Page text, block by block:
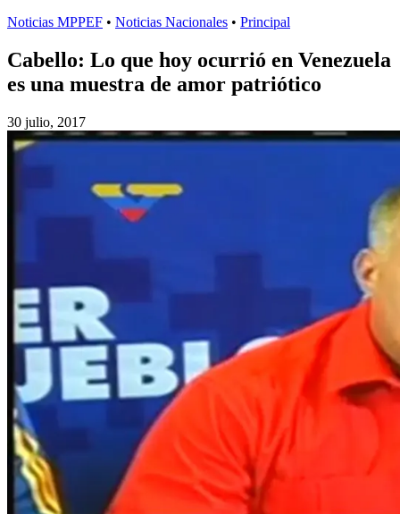
Noticias MPPEF • Noticias Nacionales • Principal
Cabello: Lo que hoy ocurrió en Venezuela
es una muestra de amor patriótico
30 julio, 2017